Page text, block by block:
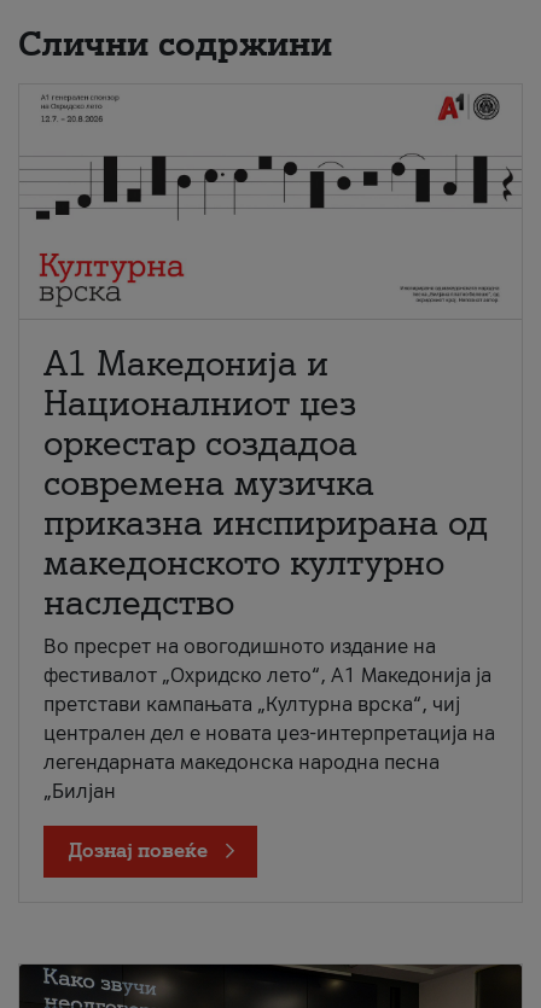
Слични содржини
А1 Македонија и
Националниот џез
оркестар создадоа
современа музичка
приказна инспирирана од
македонското културно
наследство
Во пресрет на овогодишното издание на
фестивалот „Охридско лето“, А1 Македонија ја
претстави кампањата „Културна врска“, чиј
централен дел е новата џез-интерпретација на
легендарната македонска народна песна
„Билјан
Дознај повеќе